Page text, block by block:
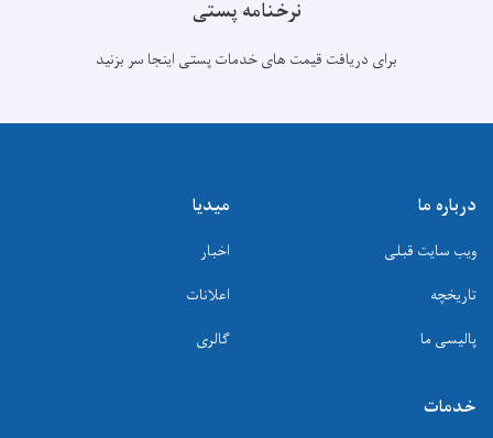
نرخنامه پستی
برای دریافت قیمت های خدمات پستی اینجا سر بزنید